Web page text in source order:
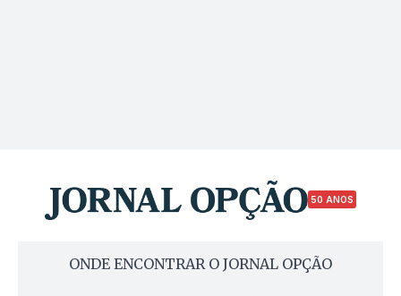
50 ANOS
ONDE ENCONTRAR O JORNAL OPÇÃO